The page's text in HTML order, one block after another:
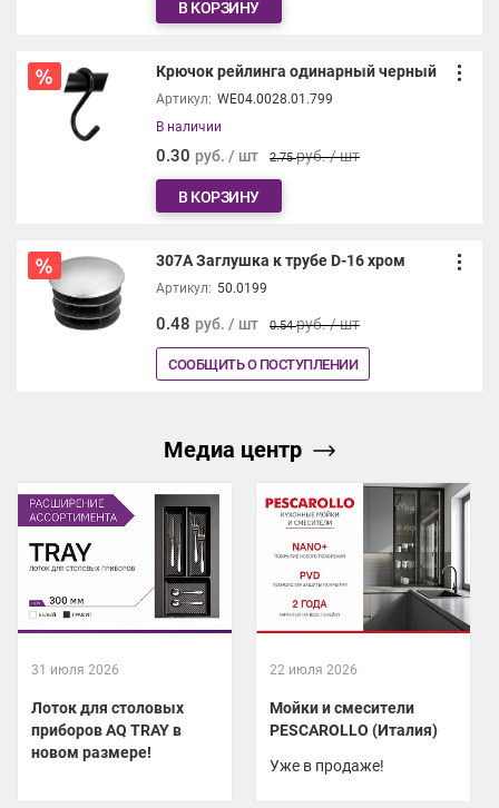
В КОРЗИНУ
Крючок рейлинга одинарный черный
Артикул: WE04.0028.01.799
В наличии
0.30 руб. / шт 2.75руб. / шт
В КОРЗИНУ
307А Заглушка к трубе D-16 хром
Артикул: 50.0199
0.48 руб. / шт 0.54руб. / шт
СООБЩИТЬ О ПОСТУПЛЕНИИ
Медиа центр
31 июля 2026
Лоток для столовых
приборов AQ TRAY в
новом размере!
22 июля 2026
Мойки и смесители
PESCAROLLO (Италия)
Уже в продаже!